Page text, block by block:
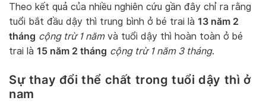
Theo kết quả của nhiều nghiên cứu gần đây chỉ ra rằng
tuổi bắt đầu dậy thì trung bình ở bé trai là 13 năm 2
tháng cộng trừ 1 nămvà tuổi dậy thì hoàn toàn ở bé
trai là 15 năm 2 tháng cộng trừ 1 năm 3 tháng.
Sự thay đổi thể chất trong tuổi dậy thì ở
nam